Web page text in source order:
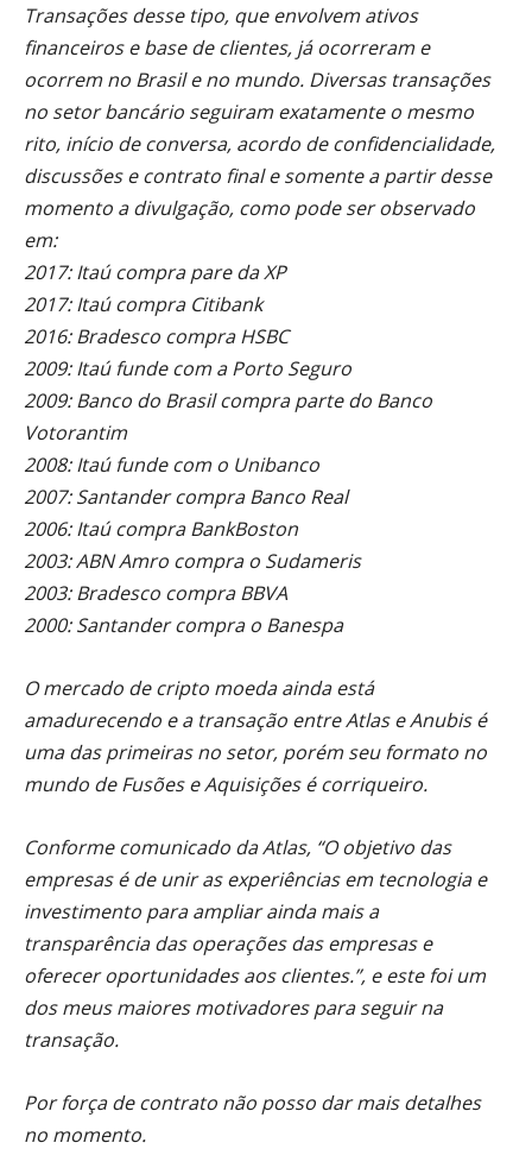
Transações desse tipo, que envolvem ativos
financeiros e base de clientes, já ocorreram e
ocorrem no Brasil e no mundo. Diversas transações
no setor bancário seguiram exatamente o mesmo
rito, início de conversa, acordo de confidencialidade,
discussões e contrato final e somente a partir desse
momento a divulgação, como pode ser observado
em:
2017: Itaú compra pare da XP
2017: Itaú compra Citibank
2016: Bradesco compra HSBC
2009: Itaú funde com a Porto Seguro
2009: Banco do Brasil compra parte do Banco
Votorantim
2008: Itaú funde com o Unibanco
2007: Santander compra Banco Real
2006: Itaú compra BankBoston
2003: ABN Amro compra o Sudameris
2003: Bradesco compra BBVA
2000: Santander compra o Banespa
O mercado de cripto moeda ainda está
amadurecendo e a transação entre Atlas e Anubis é
uma das primeiras no setor, porém seu formato no
mundo de Fusões e Aquisições é corriqueiro.
Conforme comunicado da Atlas, “O objetivo das
empresas é de unir as experiências em tecnologia e
investimento para ampliar ainda mais a
transparência das operações das empresas e
oferecer oportunidades aos clientes.”, e este foi um
dos meus maiores motivadores para seguir na
transação.
Por força de contrato não posso dar mais detalhes
no momento.